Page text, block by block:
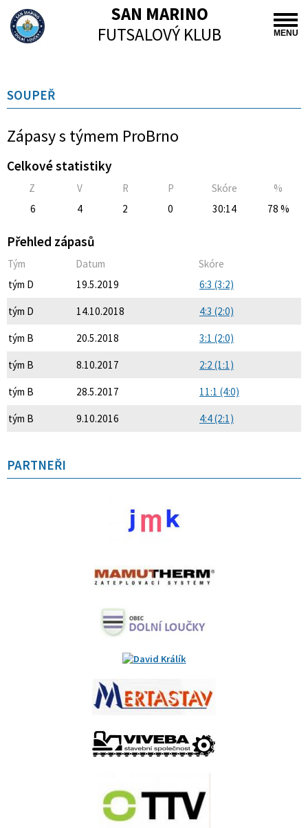
MENU
SAN MARINO
FUTSALOVÝ KLUB
SOUPEŘ
Zápasy s týmem ProBrno
Celkové statistiky
Z V R P Skóre
%
6
4 2 0 30:14 78 %
Přehled zápasů
Tým Datum
Skóre
tým D
19.5.2019 6:3 (3:2)
tým D 14.10.2018 4:3 (2:0)
tým B 20.5.2018 3:1 (2:0)
tým B 8.10.2017 2:2 (1:1)
tým B 28.5.2017 11:1 (4:0)
tým B 9.10.2016 4:4 (2:1)
PARTNEŘI